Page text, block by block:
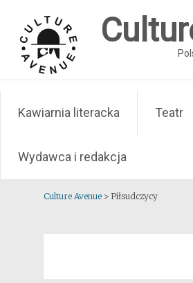
content
Kawiarnia literacka Teatr
Wydawca i redakcja
Culture Avenue > Piłsudczycy